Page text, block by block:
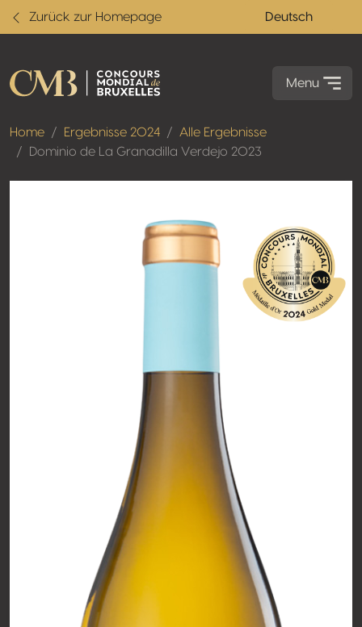
Zurück zur Homepage Deutsch
Menu
Home Ergebnisse 2024
Alle Ergebnisse
Dominio de La Granadilla Verdejo 2023